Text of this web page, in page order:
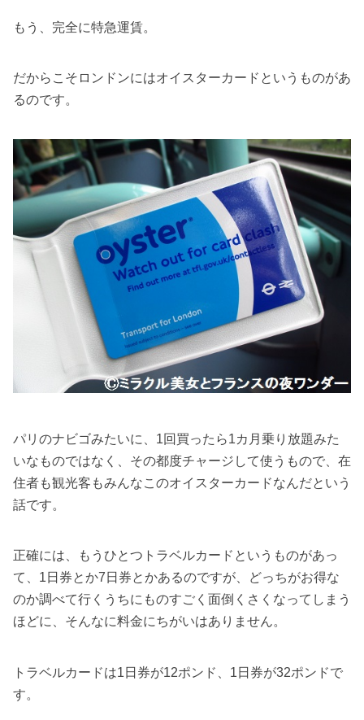
もう、完全に特急運賃。
だからこそロンドンにはオイスターカードというものがあ
るのです。
パリのナビゴみたいに、1回買ったら1カ月乗り放題みた
いなものではなく、その都度チャージして使うもので、在
住者も観光客もみんなこのオイスターカードなんだという
話です。
正確には、もうひとつトラベルカードというものがあっ
て、1日券とか7日券とかあるのですが、どっちがお得な
のか調べて行くうちにものすごく面倒くさくなってしまう
ほどに、そんなに料金にちがいはありません。
トラベルカードは1日券が12ポンド、1日券が32ポンドで
す。